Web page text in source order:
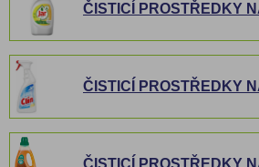
ČISTICÍ PROSTŘEDKY
ČISTICÍ PROSTŘEDKY
ČISTICÍ PROSTŘEDKY